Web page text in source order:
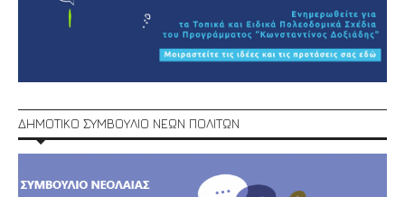
ΔΗΜΟΤΙΚΟ ΣΥΜΒΟΥΛΙΟ ΝΕΩΝ ΠΟΛΙΤΩΝ